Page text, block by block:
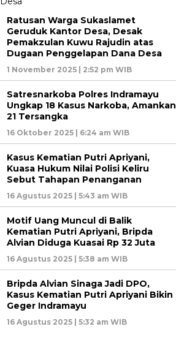
Ratusan Warga Sukaslamet
Geruduk Kantor Desa, Desak
Pemakzulan Kuwu Rajudin atas
Dugaan Penggelapan Dana Desa
1 November 2025 | 2:52 pm WIB
Satresnarkoba Polres Indramayu
Ungkap 18 Kasus Narkoba, Amankan
21 Tersangka
16 Oktober 2025 | 6:24 am WIB
Kasus Kematian Putri Apriyani,
Kuasa Hukum Nilai Polisi Keliru
Sebut Tahapan Penanganan
16 Agustus 2025 | 5:43 am WIB
Motif Uang Muncul di Balik
Kematian Putri Apriyani, Bripda
Alvian Diduga Kuasai Rp 32 Juta
16 Agustus 2025 | 5:38 am WIB
Bripda Alvian Sinaga Jadi DPO,
Kasus Kematian Putri Apriyani Bikin
Geger Indramayu
16 Agustus 2025 | 5:32 am WIB